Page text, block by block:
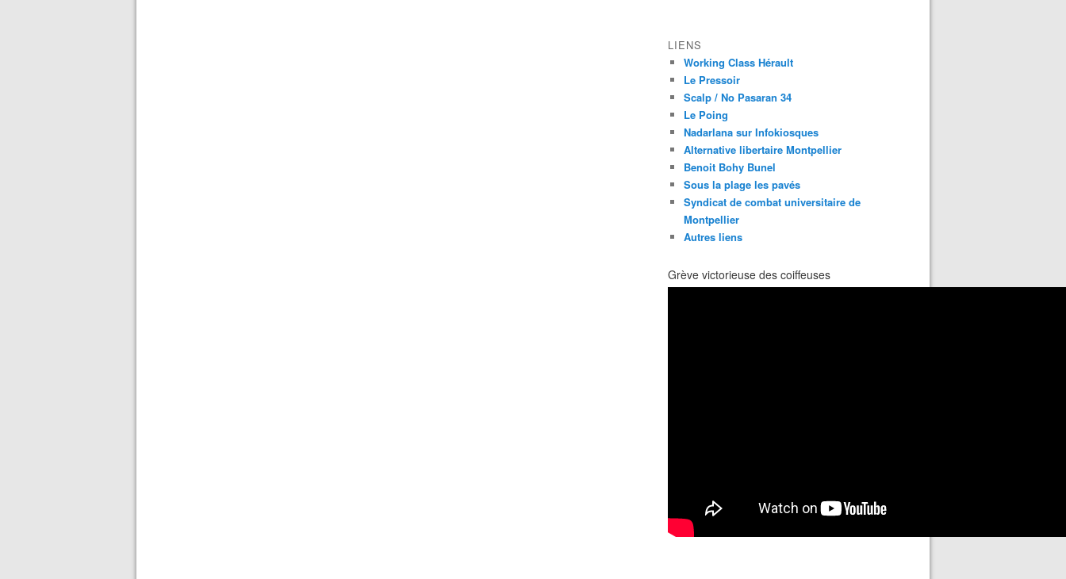
LIENS
Working Class Hérault
Le Pressoir
Scalp / No Pasaran 34
Le Poing
Nadarlana sur Infokiosques
Alternative libertaire Montpellier
Benoit Bohy Bunel
Sous la plage les pavés
Syndicat de combat universitaire de
Montpellier
Autres liens
Grève victorieuse des coiffeuses